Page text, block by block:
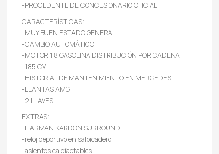
-PROCEDENTE DE CONCESIONARIO OFICIAL
CARACTERÍSTICAS:
-MUY BUEN ESTADO GENERAL
-CAMBIO AUTOMÁTICO
-MOTOR 1.8 GASOLINA DISTRIBUCIÓN POR CADENA
-185 CV
-HISTORIAL DE MANTENIMIENTO EN MERCEDES
-LLANTAS AMG
-2 LLAVES
EXTRAS:
-HARMAN KARDON SURROUND
-reloj deportivo en salpicadero
-asientos calefactables